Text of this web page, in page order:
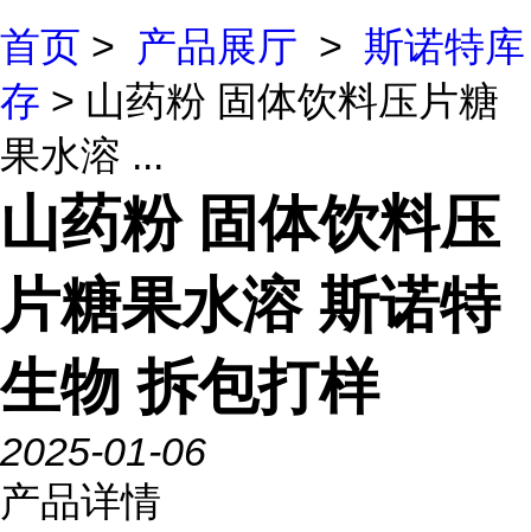
首页 > 产品展厅 > 斯诺特库
存 > 山药粉 固体饮料压片糖
果水溶 ...
山药粉 固体饮料压
片糖果水溶 斯诺特
生物 拆包打样
2025-01-06
产品详情